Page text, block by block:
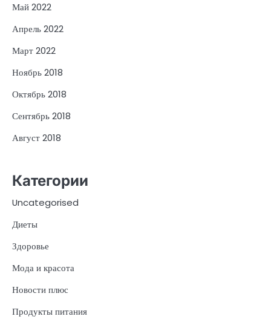
Май 2022
Апрель 2022
Март 2022
Ноябрь 2018
Октябрь 2018
Сентябрь 2018
Август 2018
Категории
Uncategorised
Диеты
Здоровье
Мода и красота
Новости плюс
Продукты питания